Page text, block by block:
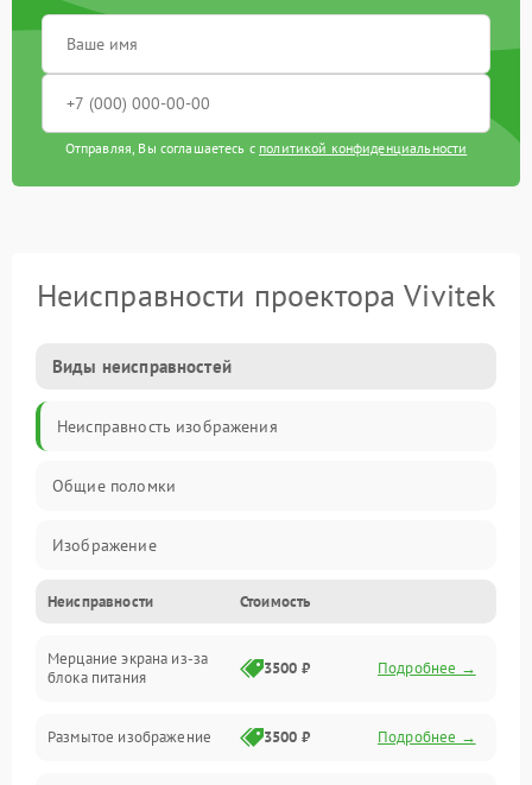
Отправляя, Вы соглашаетесь с политикой конфиденциальности
Неисправности проектора Vivitek
Виды неисправностей
Неисправность изображения
Общие поломки
Изображение
Лампа подсветки
Неисправность управления и интерфейсов
Неисправности Стоимость
Мерцание экрана из-за
блока питания
3500 ₽ Подробнее →
Размытое изображение 3500 ₽ Подробнее →